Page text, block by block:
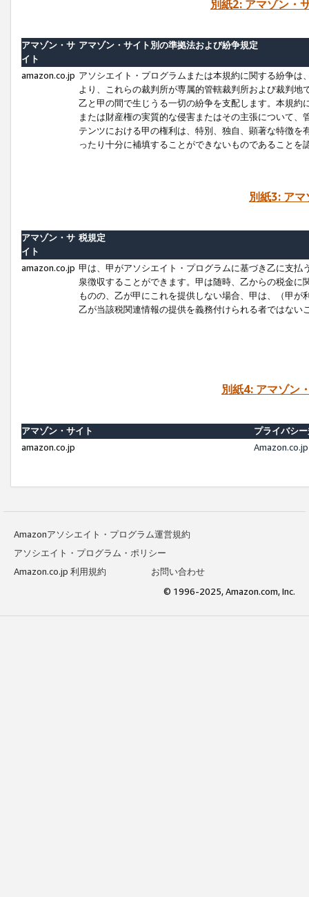
別紙2: アマゾン・
アマゾン・サ
イト
アマゾン・サイト別の準拠法および紛争規定
amazon.co.jp アソシエイト・プログラムまたは本規約に関する紛争
より、これらの裁判所が専属的管轄裁判所および裁判
乙と甲の間で生じうる一切の紛争を支配します。本規
または財産権の実質的な侵害またはその主張について
テンツにおける甲の権利は、特別、独自、顕著な特徴
ったり十分に補填することができないものであることを
別紙3: ア
アマゾン・サ
イト
税規定
amazon.co.jp 甲は、甲がアソシエイト・プログラムに基づき乙に支
泉徴収することができます。甲は随時、乙からの税金
ものの、乙が甲にこれを提供しない場合、甲は、（甲
乙が当該税関連情報の提供を義務付けられる者ではな
別紙4: アマゾン
アマゾン・サイト
プライバシ
amazon.co.jp
Amazonアソシエイト・プログラム運営規約
アソシエイト・プログラム・ポリシー
Amazon.co.jp 利用規約
お問い合わせ
© 1996-2025, Amazon.com, Inc.